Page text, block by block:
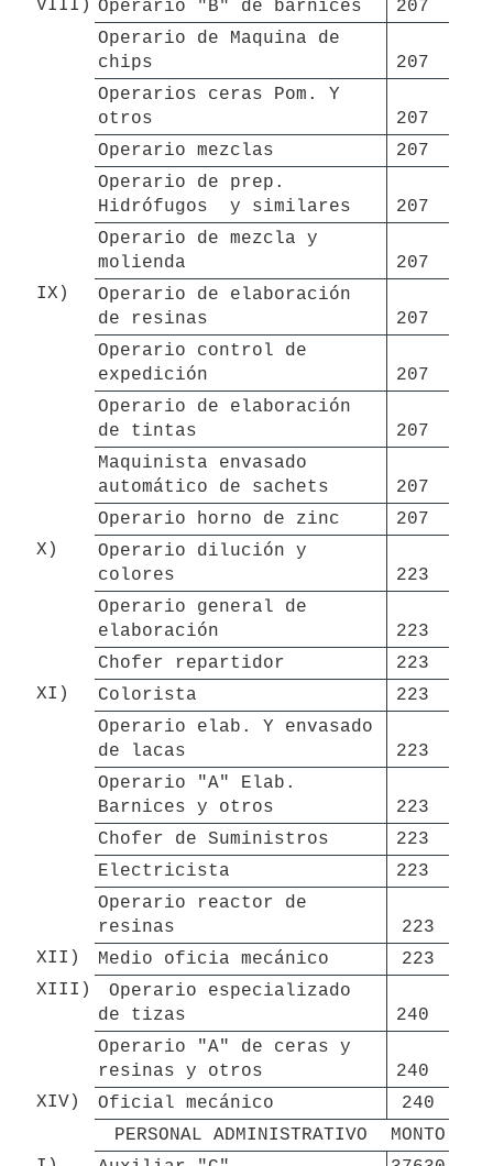
VIII) Operario "B" de barnices
207
Operario de Maquina de
chips
207
Operarios ceras Pom. Y
otros
207
Operario mezclas
207
Operario de prep.
Hidrófugos  y similares
207
Operario de mezcla y
molienda
207
IX)
Operario de elaboración
de resinas
207
Operario control de
expedición
207
Operario de elaboración
de tintas
207
Maquinista envasado
automático de sachets
207
Operario horno de zinc
207
X)
Operario dilución y
colores
223
Operario general de
elaboración
223
Chofer repartidor
223
XI)
Colorista
223
Operario elab. Y envasado
de lacas
223
Operario "A" Elab.
Barnices y otros
223
Chofer de Suministros
223
Electricista
223
Operario reactor de
resinas
223
XII)
Medio oficia mecánico
223
XIII)
de tizas
240
Operario "A" de ceras y
resinas y otros
240
XIV)
Oficial mecánico
240
PERSONAL ADMINISTRATIVO
MONTO